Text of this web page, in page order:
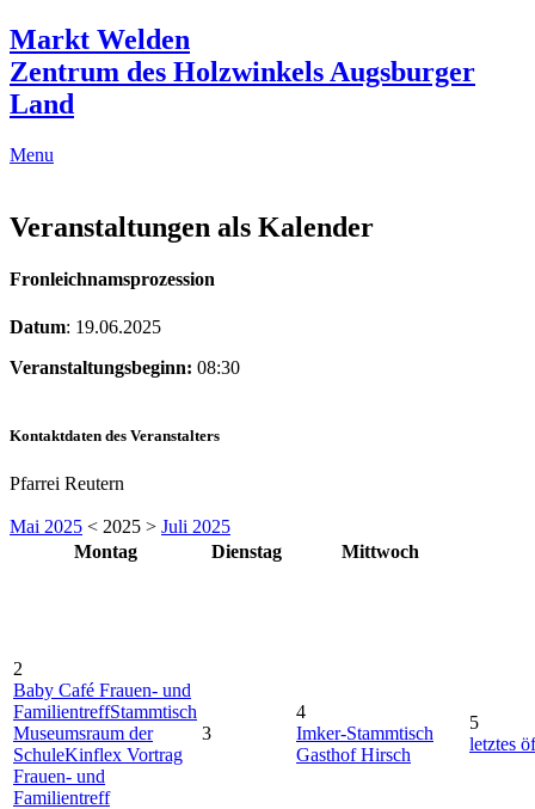
Markt Welden
Zentrum des Holzwinkels Augsburger
Land
Menu
Veranstaltungen als Kalender
Fronleichnamsprozession
Datum: 19.06.2025
Veranstaltungsbeginn: 08:30
Kontaktdaten des Veranstalters
Pfarrei Reutern
Mai 2025 < 2025 > Juli 2025
Montag
Dienstag Mittwoch
2
Baby Café Frauen- und
FamilientreffStammtisch
Museumsraum der
SchuleKinflex Vortrag
Frauen- und
Familientreff
3
4
Imker-Stammtisch
Gasthof Hirsch
5
letztes